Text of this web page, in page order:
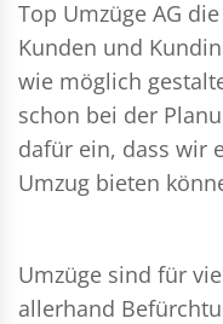
Top Umzüge AG
Kunden und
wie möglich
schon bei der
dafür ein, dass wir
Umzug bieten
Umzüge sind für
allerhand